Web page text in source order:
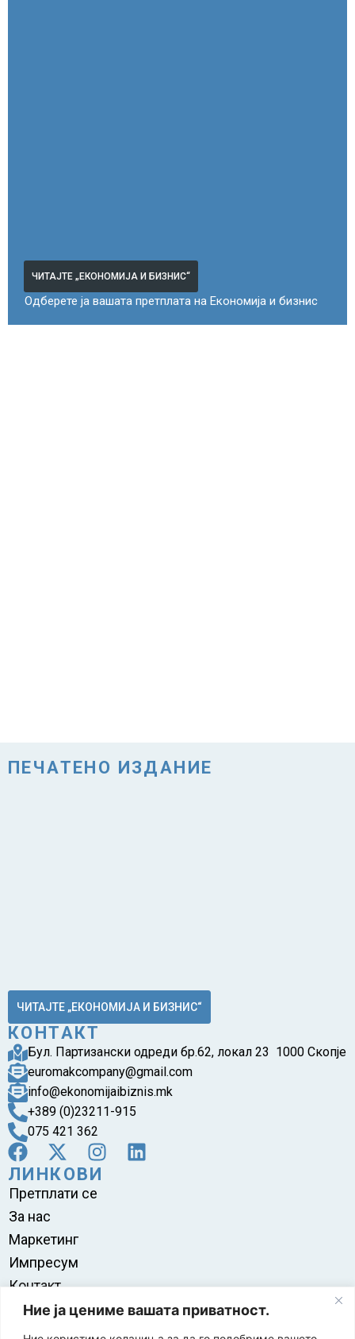
Ние ја цениме вашата приватност.
ЧИТАЈТЕ „ЕКОНОМИЈА И БИЗНИС“
Одберете ја вашата претплата на Економија и бизнис
ПЕЧАТЕНО ИЗДАНИЕ
ЧИТАЈТЕ „ЕКОНОМИЈА И БИЗНИС“
КОНТАКТ
Бул. Партизански одреди бр.62, локал 23 1000 Скопје
euromakcompany@gmail.com
info@ekonomijaibiznis.mk
+389 (0)23211-915
075 421 362
ЛИНКОВИ
Претплати се
За нас
Маркетинг
Импресум
Контакт
Правила на користење